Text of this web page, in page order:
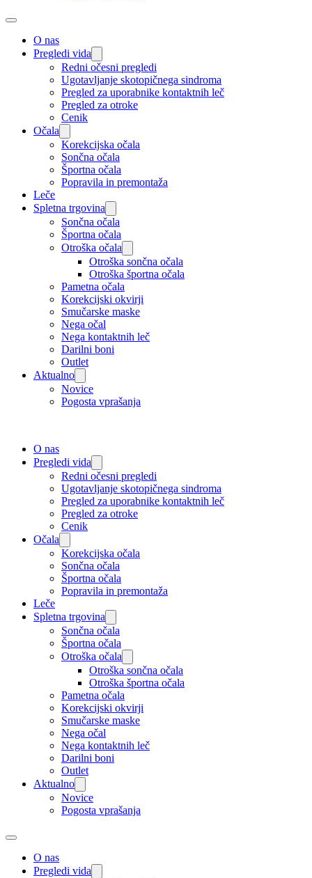
O nas
Pregledi vida
Redni očesni pregledi
Ugotavljanje skotopičnega sindroma
Pregled za uporabnike kontaktnih leč
Pregled za otroke
Cenik
Očala
Korekcijska očala
Sončna očala
Športna očala
Popravila in premontaža
Leče
Spletna trgovina
Sončna očala
Športna očala
Otroška očala
Otroška sončna očala
Otroška športna očala
Pametna očala
Korekcijski okvirji
Smučarske maske
Nega očal
Nega kontaktnih leč
Darilni boni
Outlet
Aktualno
Novice
Pogosta vprašanja
O nas
Pregledi vida
Redni očesni pregledi
Ugotavljanje skotopičnega sindroma
Pregled za uporabnike kontaktnih leč
Pregled za otroke
Cenik
Očala
Korekcijska očala
Sončna očala
Športna očala
Popravila in premontaža
Leče
Spletna trgovina
Sončna očala
Športna očala
Otroška očala
Otroška sončna očala
Otroška športna očala
Pametna očala
Korekcijski okvirji
Smučarske maske
Nega očal
Nega kontaktnih leč
Darilni boni
Outlet
Aktualno
Novice
Pogosta vprašanja
O nas
Pregledi vida